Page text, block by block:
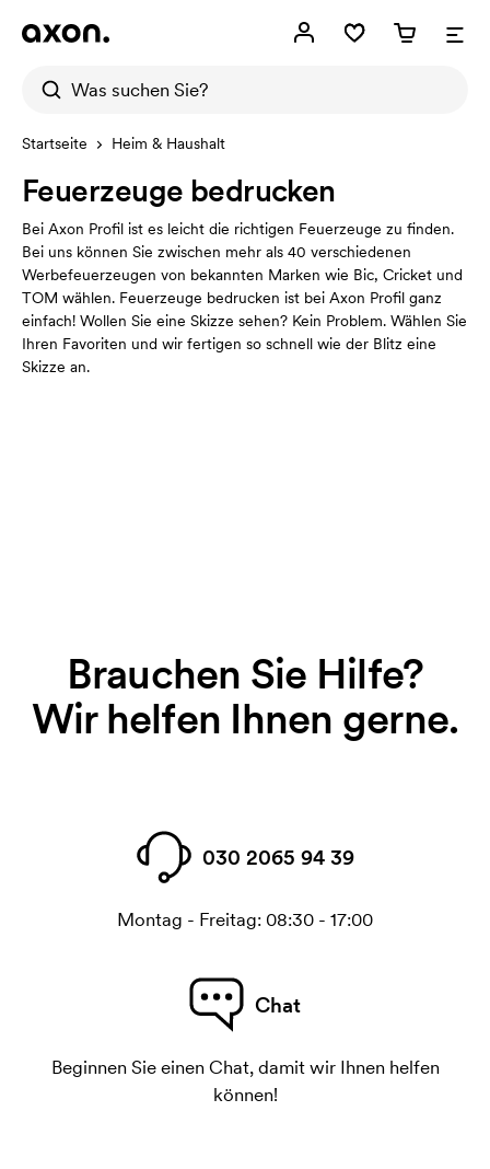
Startseite Heim & Haushalt
Feuerzeuge bedrucken
Bei Axon Profil ist es leicht die richtigen Feuerzeuge zu finden.
Bei uns können Sie zwischen mehr als 40 verschiedenen
Werbefeuerzeugen von bekannten Marken wie Bic, Cricket und
TOM wählen. Feuerzeuge bedrucken ist bei Axon Profil ganz
einfach! Wollen Sie eine Skizze sehen? Kein Problem. Wählen Sie
Ihren Favoriten und wir fertigen so schnell wie der Blitz eine
Skizze an.
Brauchen Sie Hilfe?
Wir helfen Ihnen gerne.
030 2065 94 39
Montag - Freitag: 08:30 - 17:00
Chat
Beginnen Sie einen Chat, damit wir Ihnen helfen
können!